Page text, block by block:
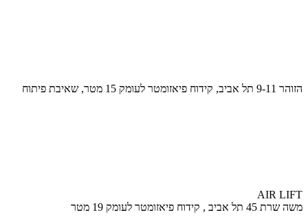
הזוהר 9-11 תל אביב, קידוח פיאזומטר לעומק 15 מטר, שאיבת פיתוח
AIR LIFT
משה שרת 45 תל אביב , קידוח פיאזומטר לעומק 19 מטר